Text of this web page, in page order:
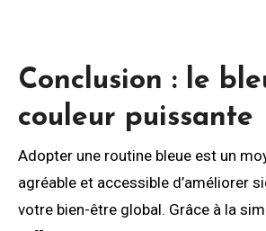
Conclusion : le
couleur puissante
Adopter une routine bleue est un
agréable et accessible d’améliorer
votre bien-être global. Grâce à la